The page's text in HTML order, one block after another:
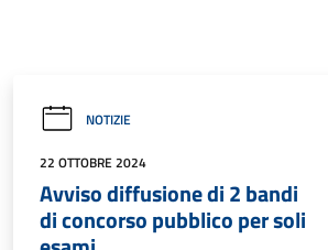
NOTIZIE
22 OTTOBRE 2024
Avviso diffusione di 2 bandi
di concorso pubblico per soli